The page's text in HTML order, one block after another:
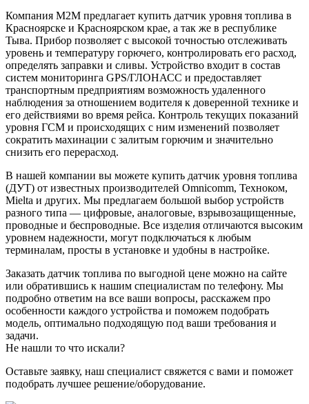
Компания М2М предлагает купить датчик уровня топлива в
Красноярске и Красноярском крае, а так же в республике
Тыва. Прибор позволяет с высокой точностью отслеживать
уровень и температуру горючего, контролировать его расход,
определять заправки и сливы. Устройство входит в состав
систем мониторинга GPS/ГЛОНАСС и предоставляет
транспортным предприятиям возможность удаленного
наблюдения за отношением водителя к доверенной технике и
его действиями во время рейса. Контроль текущих показаний
уровня ГСМ и происходящих с ним изменений позволяет
сократить махинации с залитым горючим и значительно
снизить его перерасход.
В нашей компании вы можете купить датчик уровня топлива
(ДУТ) от известных производителей Omnicomm, Техноком,
Mielta и других. Мы предлагаем большой выбор устройств
разного типа — цифровые, аналоговые, взрывозащищенные,
проводные и беспроводные. Все изделия отличаются высоким
уровнем надежности, могут подключаться к любым
терминалам, просты в установке и удобны в настройке.
Заказать датчик топлива по выгодной цене можно на сайте
или обратившись к нашим специалистам по телефону. Мы
подробно ответим на все ваши вопросы, расскажем про
особенности каждого устройства и поможем подобрать
модель, оптимально подходящую под ваши требования и
задачи.
Не нашли то что искали?
Оставьте заявку, наш специалист свяжется с вами и поможет
подобрать лучшее решение/оборудование.